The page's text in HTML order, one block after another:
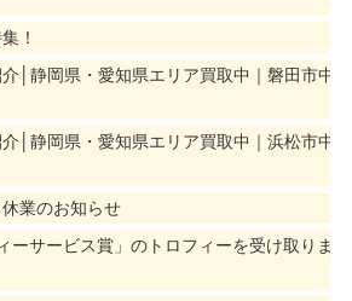
！
│静岡県・愛知県エリア買取中｜磐田市中
│静岡県・愛知県エリア買取中｜浜松市中
業のお知らせ
ーサービス賞」のトロフィーを受け取りま